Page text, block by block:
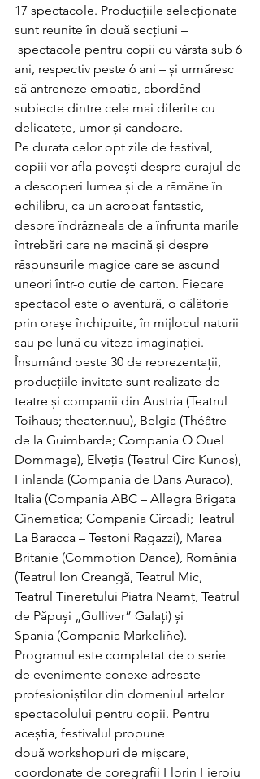
17 spectacole. Producțiile selecționate
sunt reunite în două secțiuni –
spectacole pentru copii cu vârsta sub 6
ani, respectiv peste 6 ani – și urmăresc
să antreneze empatia, abordând
subiecte dintre cele mai diferite cu
delicatețe, umor și candoare.
Pe durata celor opt zile de festival,
copiii vor afla povești despre curajul de
a descoperi lumea și de a rămâne în
echilibru, ca un acrobat fantastic,
despre îndrăzneala de a înfrunta marile
întrebări care ne macină și despre
răspunsurile magice care se ascund
uneori într-o cutie de carton. Fiecare
spectacol este o aventură, o călătorie
prin orașe închipuite, în mijlocul naturii
sau pe lună cu viteza imaginației.
Însumând peste 30 de reprezentații,
producțiile invitate sunt realizate de
teatre și companii din Austria (Teatrul
Toihaus; theater.nuu), Belgia (Théâtre
de la Guimbarde; Compania O Quel
Dommage), Elveția (Teatrul Circ Kunos),
Finlanda (Compania de Dans Auraco),
Italia (Compania ABC – Allegra Brigata
Cinematica; Compania Circadi; Teatrul
La Baracca – Testoni Ragazzi), Marea
Britanie (Commotion Dance), România
(Teatrul Ion Creangă, Teatrul Mic,
Teatrul Tineretului Piatra Neamț, Teatrul
de Păpuși „Gulliver” Galați) și
Spania (Compania Markeliñe).
Programul este completat de o serie
de evenimente conexe adresate
profesioniștilor din domeniul artelor
spectacolului pentru copii. Pentru
aceștia, festivalul propune
două workshopuri de mișcare,
coordonate de coregrafii Florin Fieroiu